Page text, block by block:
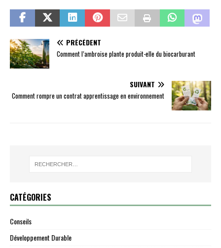
PRÉCÉDENT
Comment l’ambroise plante produit-elle du biocarburant
SUIVANT
Comment rompre un contrat apprentissage en environnement
CATÉGORIES
Conseils
Développement Durable